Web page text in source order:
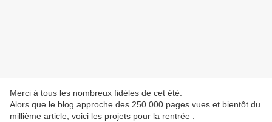
Merci à tous les nombreux fidèles de cet été.
Alors que le blog approche des 250 000 pages vues et bientôt du
millième article, voici les projets pour la rentrée :